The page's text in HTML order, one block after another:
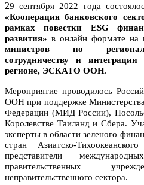
29 сентября 2022 года
«Кооперация банковского
рамках повестки ESG
развития» в онлайн формате на
министров по
сотрудничеству и
регионе, ЭСКАТО ООН.
Мероприятие проводилось
ООН при поддержке
Федерации (МИД России),
Королевстве Таиланд и Сбера.
эксперты в области зеленого
стран Азиатско-
представители
правительственных
неправительственного сектора.